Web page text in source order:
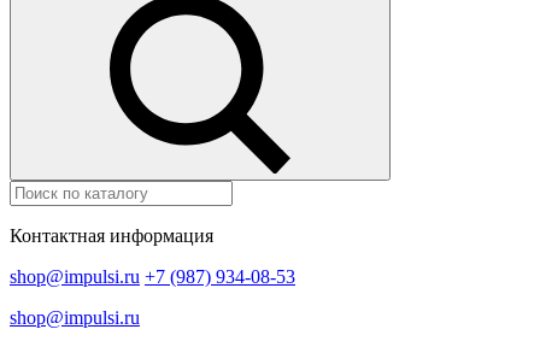
Контактная информация
shop@impulsi.ru +7 (987) 934-08-53
shop@impulsi.ru